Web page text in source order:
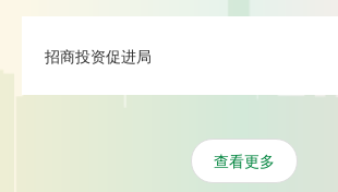
招商投资促进局
查看更多